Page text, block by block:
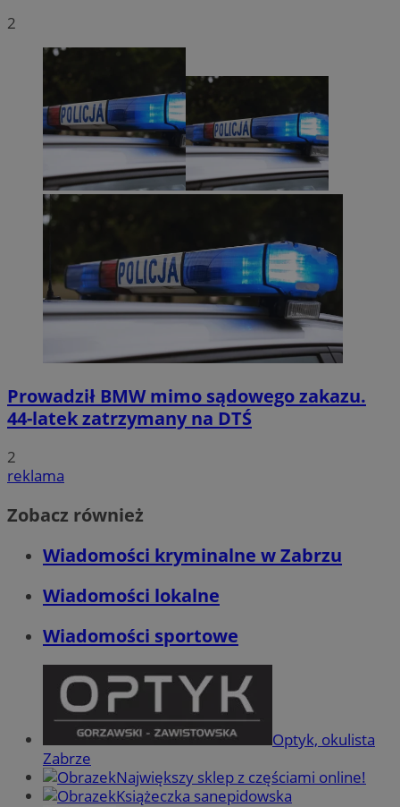
2
Prowadził BMW mimo sądowego zakazu.
44-latek zatrzymany na DTŚ
2
reklama
Zobacz również
Wiadomości kryminalne w Zabrzu
Wiadomości lokalne
Wiadomości sportowe
Optyk, okulista
Zabrze
Największy sklep z częściami online!
Książeczka sanepidowska